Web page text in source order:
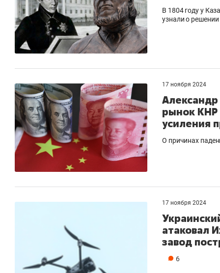
В 1804 году у
узнали о
17 ноября 2024
рынок КНР
усиления
О причинах
17 ноября 2024
атаковал
завод
6